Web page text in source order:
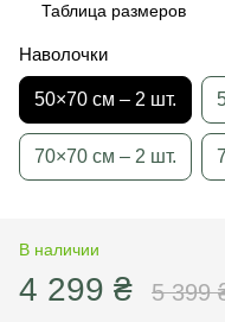
Таблица размеров
Наволочки
50×70 см – 2 шт.
70×70 см – 2 шт.
В наличии
4 299 ₴ 5 399